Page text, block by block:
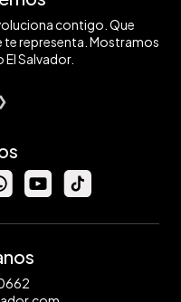
contigo. Que
te representa. Mostramos
Salvador.